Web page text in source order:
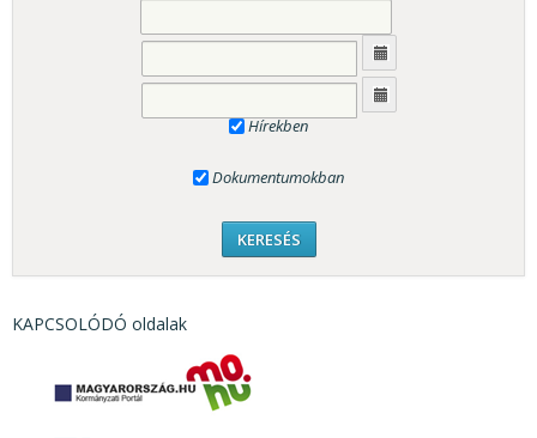
Hírekben
Dokumentumokban
KAPCSOLÓDÓ oldalak